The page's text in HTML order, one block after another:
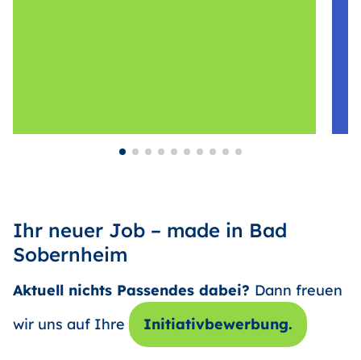
Ihr neuer Job – made in Bad
Sobernheim
Aktuell nichts Passendes dabei? Dann freuen
wir uns auf Ihre
Initiativbewerbung.